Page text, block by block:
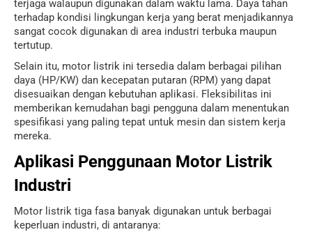
terjaga walaupun digunakan dalam waktu lama. Daya tahan
terhadap kondisi lingkungan kerja yang berat menjadikannya
sangat cocok digunakan di area industri terbuka maupun
tertutup.
Selain itu, motor listrik ini tersedia dalam berbagai pilihan
daya (HP/KW) dan kecepatan putaran (RPM) yang dapat
disesuaikan dengan kebutuhan aplikasi. Fleksibilitas ini
memberikan kemudahan bagi pengguna dalam menentukan
spesifikasi yang paling tepat untuk mesin dan sistem kerja
mereka.
Aplikasi Penggunaan Motor Listrik
Industri
Motor listrik tiga fasa banyak digunakan untuk berbagai
keperluan industri, di antaranya: